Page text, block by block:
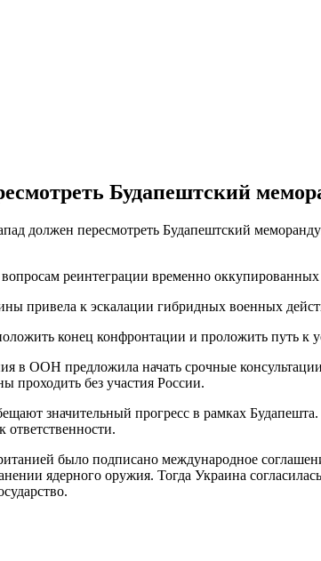
Будапештский
должен пересмотреть Будапештский
реинтеграции временно
привела к эскалации гибридных военных
конец конфронтации и проложить путь к
в ООН предложила начать срочные
проходить без участия России.
значительный прогресс в рамках
было подписано международное
ядерного оружия. Тогда Украина